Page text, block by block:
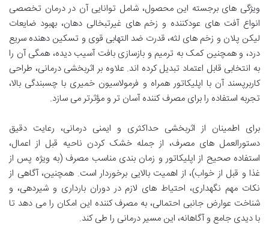
ویژگی های برجسته این محصول، شامل توانایی آن در درمان تخصصی
انواع آفت های عودکننده و زخم های غیرتبخالی دهان، بهبود ضایعات
لیکن پلان و زخم های لثه، قدرت ضد التهابی قوی و تسکین دهنده سریع
درد، و همچنین کمک به ترمیم و بازسازی بافت آسیب دیده، همگی آن را
به انتخابی قابل اعتماد تبدیل کرده اند. علاوه بر اثربخشی درمانی، طراحی
کاربرپسند آن با اپلیکاتور همراه و فرمولاسیون خمیری با چسبندگی بالا،
تجربه استفاده را برای مصرف کننده آسان تر و مؤثرتر می سازد.
برای اطمینان از اثربخشی حداکثری و ایمنی درمانی، رعایت دقیق
دستورالعمل های مصرف، از جمله خشک کردن ناحیه قبل از اعمال،
استفاده صحیح از اپلیکاتور و زمان بندی مناسب مصرف (به ویژه پس از
غذا و قبل از خواب)، از اهمیت بالایی برخوردار است. همچنین، آگاهی از
نکات مهم نگهداری، احتیاط های لازم در دوران بارداری و شیردهی، و
شناخت عوارض جانبی احتمالی، به مصرف کننده این امکان را می دهد تا
با دیدی جامع و آگاهانه، این مسیر درمانی را طی کند.